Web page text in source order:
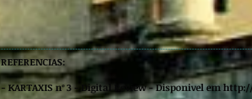
REFERENCIAS:
- KARTAXIS nº 3 - Digital Review - Disponivel em